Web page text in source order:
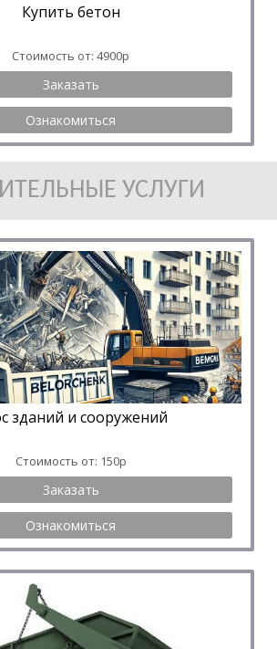
Купить бетон
Стоимость от: 4900р
Заказать
Ознакомиться
УСЛУГИ
зданий и сооружений
Стоимость от: 150р
Заказать
Ознакомиться